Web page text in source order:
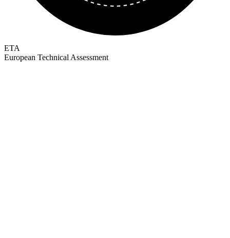
ETA
European Technical Assessment